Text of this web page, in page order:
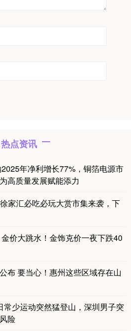
热点资讯
年净利增长77%，铜箔电源市
高质量发展赋能添力
家汇必吃必玩大赏市集来袭，下
价大跳水！金饰克价一夜下跌40
布 要当心！惠州这些区域存在山
常少运动突然猛登山，深圳男子突
险